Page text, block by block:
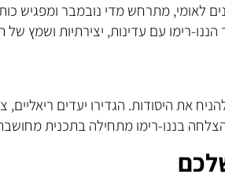
לאומי, מתרחש מדי נובמבר ומפגיש
רימו עם עדינות, יצירתיות ושמץ של
את היסודות. הגדירו יעדים ריאליים,
בננו-רימו מתחילה בתכנית